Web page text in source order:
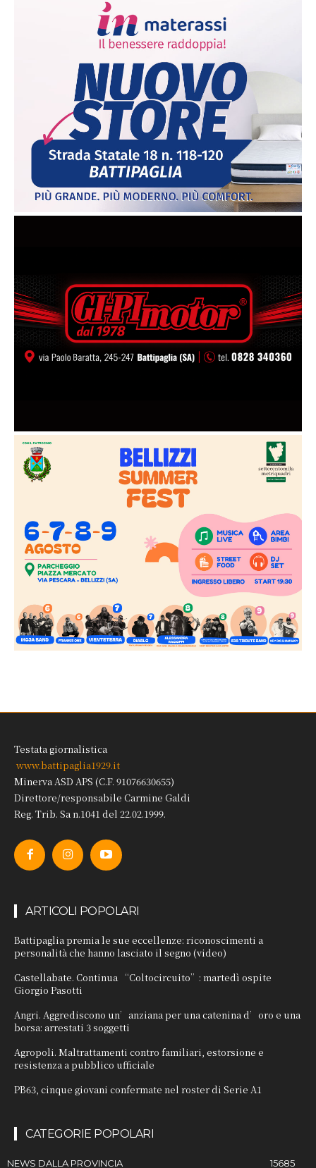
Testata giornalistica
www.battipaglia1929.it
Minerva ASD APS (C.F. 91076630655)
Direttore/responsabile Carmine Galdi
Reg. Trib. Sa n.1041 del 22.02.1999.
ARTICOLI POPOLARI
Battipaglia premia le sue eccellenze: riconoscimenti a
personalità che hanno lasciato il segno (video)
Castellabate. Continua “Coltocircuito”: martedì ospite
Giorgio Pasotti
Angri. Aggrediscono un’anziana per una catenina d’oro e una
borsa: arrestati 3 soggetti
Agropoli. Maltrattamenti contro familiari, estorsione e
resistenza a pubblico ufficiale
PB63, cinque giovani confermate nel roster di Serie A1
CATEGORIE POPOLARI
NEWS DALLA PROVINCIA 15685